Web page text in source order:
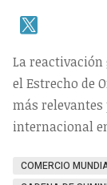
La
el Estrecho de
más
internacional
COMERCIO